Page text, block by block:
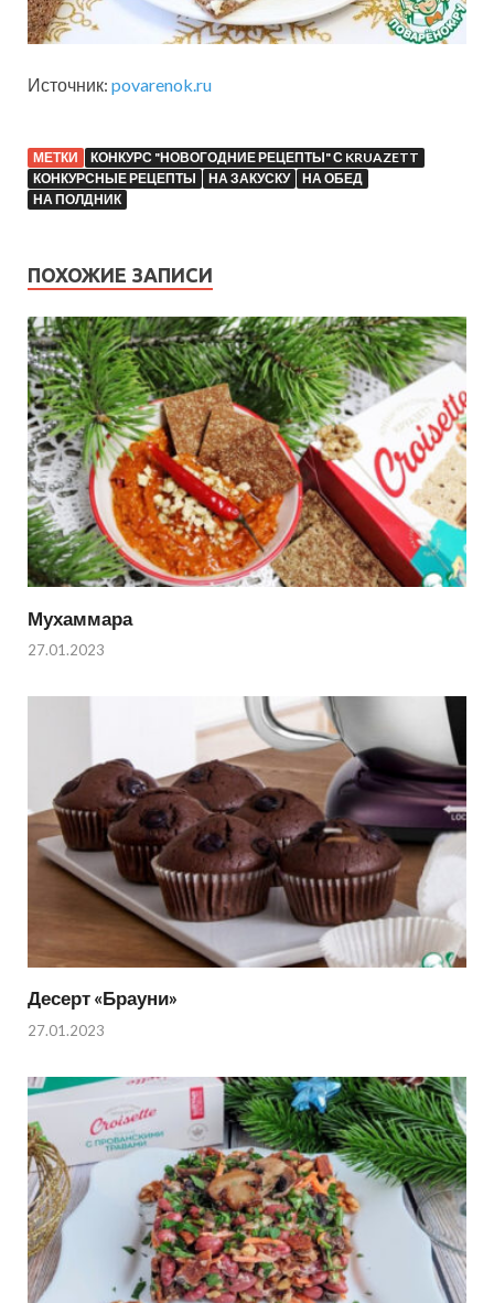
Источник: povarenok.ru
МЕТКИ
КОНКУРС "НОВОГОДНИЕ РЕЦЕПТЫ" С KRUAZETT
КОНКУРСНЫЕ РЕЦЕПТЫ
НА ЗАКУСКУ
НА ОБЕД
НА ПОЛДНИК
ПОХОЖИЕ ЗАПИСИ
Мухаммара
27.01.2023
Десерт «Брауни»
27.01.2023